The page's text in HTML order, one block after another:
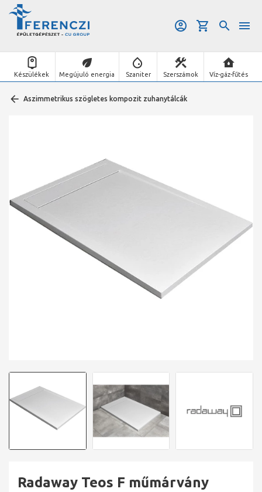
Készülékek Megújuló energia Szaniter Szerszámok Víz-gáz-fűtés
Aszimmetrikus szögletes kompozit zuhanytálcák
Radaway Teos F műmárvány